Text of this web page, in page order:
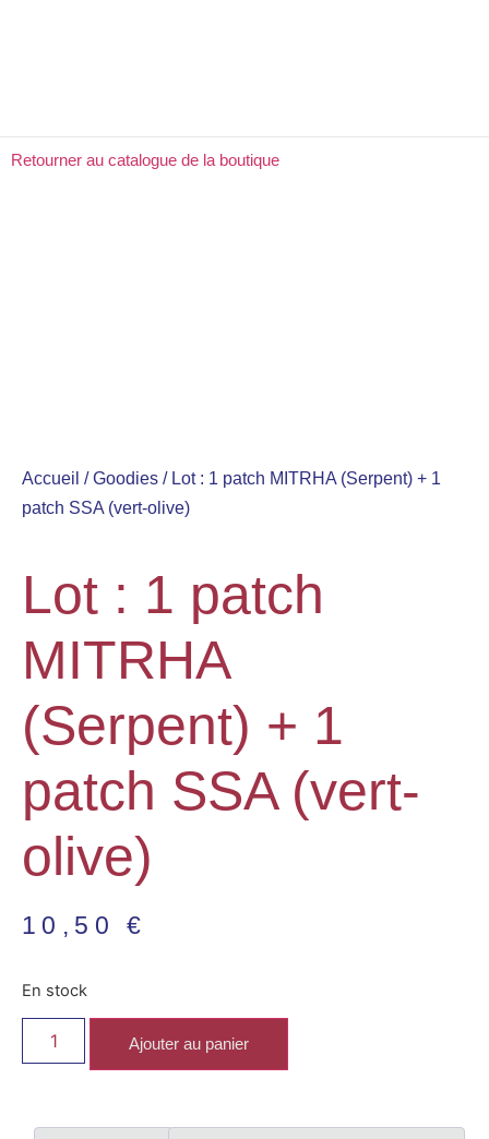
Retourner au catalogue de la boutique
Accueil /Goodies / Lot : 1 patch MITRHA (Serpent) + 1
patch SSA (vert-olive)
Lot : 1 patch
MITRHA
(Serpent) + 1
patch SSA (vert-
olive)
10,50€
En stock
Ajouter au panier